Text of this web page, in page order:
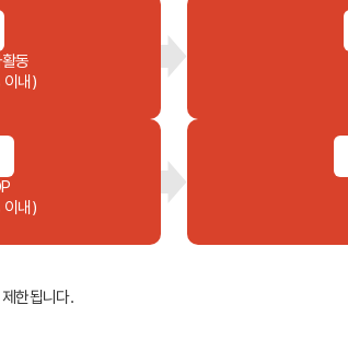
동
이내)
이내)
한됩니다.